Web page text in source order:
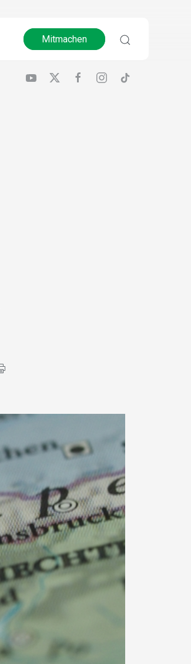
Mitmachen